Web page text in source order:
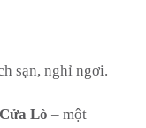
sạn, nghỉ ngơi.
Cửa Lò – một